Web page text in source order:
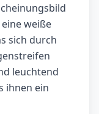
weiße
sich durch
leuchtend
ihnen ein